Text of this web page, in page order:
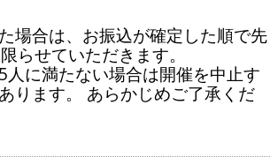
場合は、お振込が確定した順で先
らせていただきます。
人に満たない場合は開催を中止す
ります。 あらかじめご了承くだ